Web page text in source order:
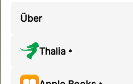
Über
Thalia *